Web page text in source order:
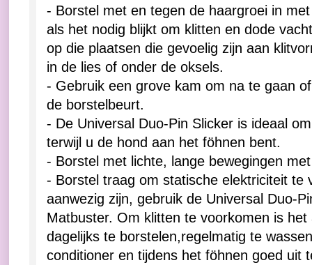
- Borstel met en tegen de haargroei in
als het nodig blijkt om klitten en dode
op die plaatsen die gevoelig zijn aan
in de lies of onder de oksels.
- Gebruik een grove kam om na te gaan
de borstelbeurt.
- De Universal Duo-Pin Slicker is ideaal
terwijl u de hond aan het föhnen bent.
- Borstel met lichte, lange bewegingen
- Borstel traag om statische elektriciteit te
aanwezig zijn, gebruik de Universal Duo-
Matbuster. Om klitten te voorkomen is
dagelijks te borstelen,regelmatig te
conditioner en tijdens het föhnen goed uit